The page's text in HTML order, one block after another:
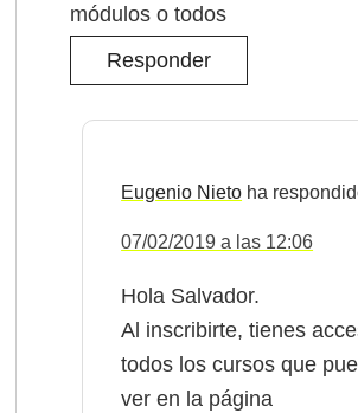
módulos o todos
Responder
Eugenio Nieto
07/02/2019 a las 12:06
Hola Salvador.
Al inscribirte, tienes
todos los cursos que
ver en la página